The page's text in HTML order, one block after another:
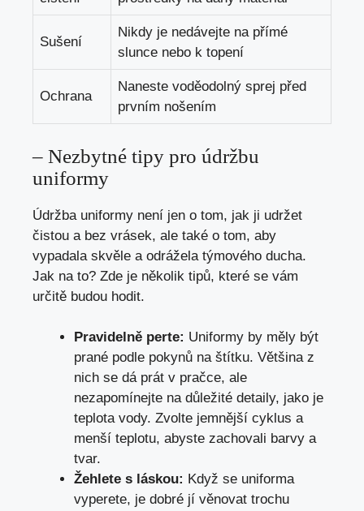
Sušení
Nikdy je nedávejte na přímé
slunce nebo k topení
Ochrana
Naneste voděodolný sprej před
prvním nošením
– Nezbytné tipy pro údržbu
uniformy
Údržba uniformy není jen o tom, jak ji udržet
čistou a bez vrásek, ale také o tom, aby
vypadala skvěle a odrážela týmového ducha.
Jak na to? Zde je několik tipů, které se vám
určitě budou hodit.
Pravidelně perte: Uniformy by měly být
prané podle pokynů na štítku. Většina z
nich se dá prát v pračce, ale
nezapomínejte na důležité detaily, jako je
teplota vody. Zvolte jemnější cyklus a
menší teplotu, abyste zachovali barvy a
tvar.
Žehlete s láskou: Když se uniforma
vyperete, je dobré jí věnovat trochu